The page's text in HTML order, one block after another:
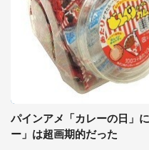
パインアメ「カレーの日」
ー」は超画期的だった